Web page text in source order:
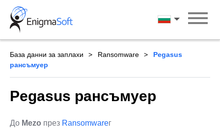
Skip
content
български
База данни за заплахи Ransomware
Pegasus
рансъмуер
Pegasus рансъмуер
До Mezo през Ransomwareг